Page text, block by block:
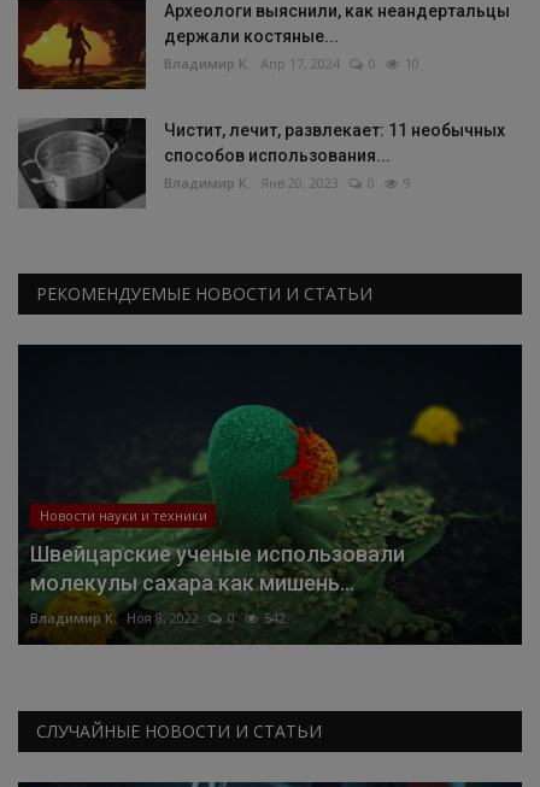
Археологи выяснили, как неандертальцы
держали костяные...
Владимир К. Апр 17, 2024 0 10
Чистит, лечит, развлекает: 11 необычных
способов использования...
Владимир К. Янв 20, 2023 0 9
РЕКОМЕНДУЕМЫЕ НОВОСТИ И СТАТЬИ
Новости науки и техники
Швейцарские ученые использовали
молекулы сахара как мишень...
Владимир К. Ноя 8, 2022 0 542
СЛУЧАЙНЫЕ НОВОСТИ И СТАТЬИ